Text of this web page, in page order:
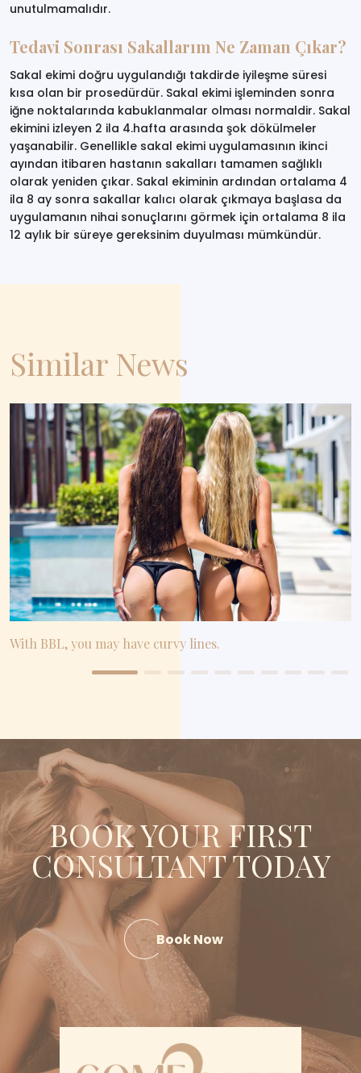
unutulmamalıdır.
Tedavi Sonrası Sakallarım Ne Zaman Çıkar?
Sakal ekimi doğru uygulandığı takdirde iyileşme süresi
kısa olan bir prosedürdür. Sakal ekimi işleminden sonra
iğne noktalarında kabuklanmalar olması normaldir. Sakal
ekimini izleyen 2 ila 4.hafta arasında şok dökülmeler
yaşanabilir. Genellikle sakal ekimi uygulamasının ikinci
ayından itibaren hastanın sakalları tamamen sağlıklı
olarak yeniden çıkar. Sakal ekiminin ardından ortalama 4
ila 8 ay sonra sakallar kalıcı olarak çıkmaya başlasa da
uygulamanın nihai sonuçlarını görmek için ortalama 8 ila
12 aylık bir süreye gereksinim duyulması mümkündür.
Similar News
With BBL, you may have curvy lines.
BOOK YOUR FIRST
CONSULTANT TODAY
Book Now